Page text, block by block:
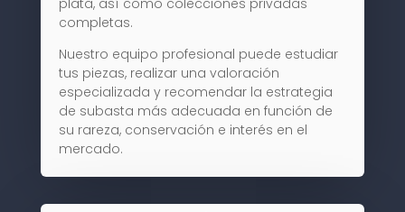
plata, así como colecciones privadas
completas.
Nuestro equipo profesional puede estudiar
tus piezas, realizar una valoración
especializada y recomendar la estrategia
de subasta más adecuada en función de
su rareza, conservación e interés en el
mercado.